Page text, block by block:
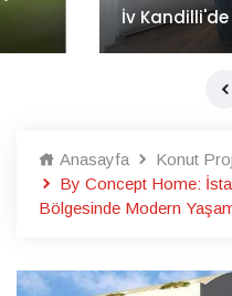
İv Kandilli'de yaşam
Anasayfa
Konut
By Concept Home:
Bölgesinde Modern